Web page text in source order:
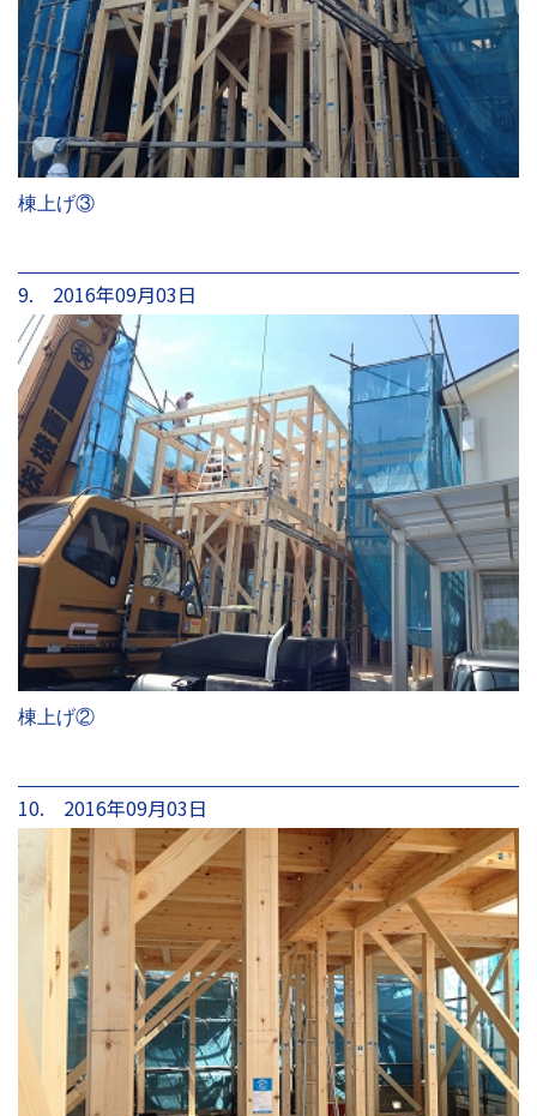
棟上げ③
9. 2016年09月03日
棟上げ②
10. 2016年09月03日